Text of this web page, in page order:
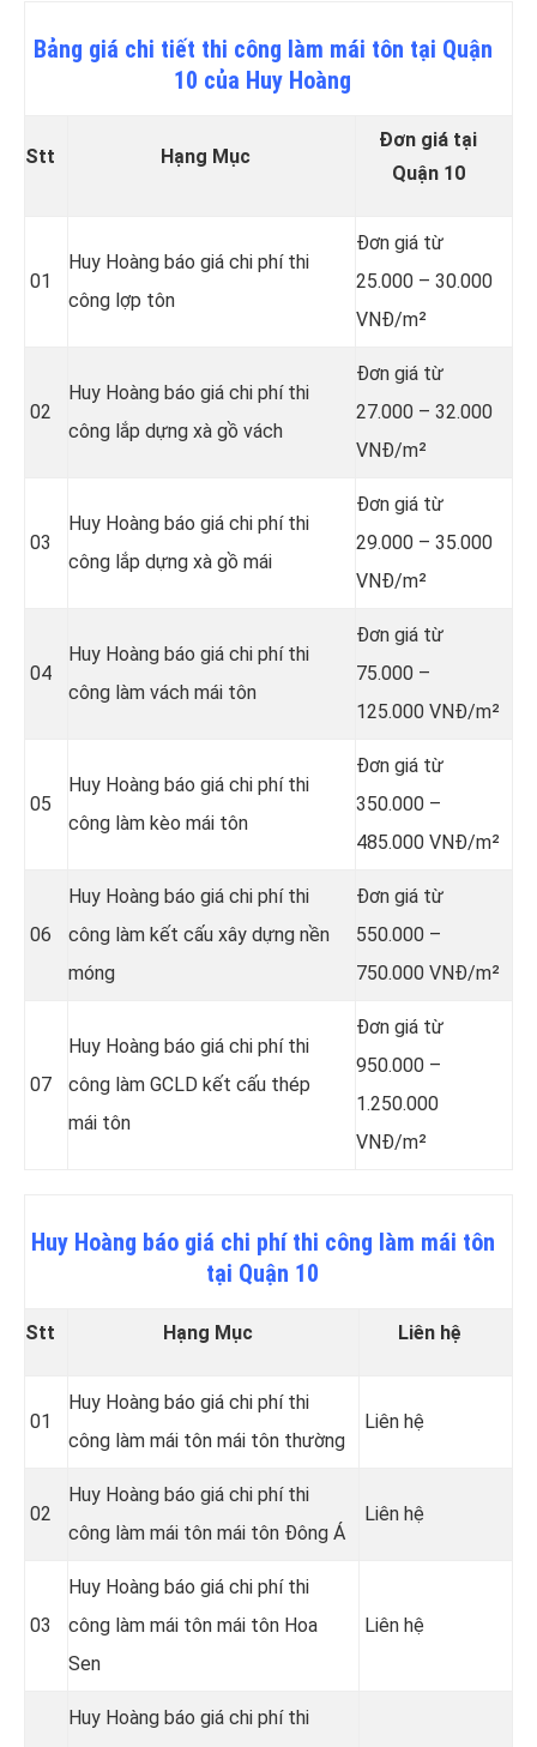
Bảng giá chi tiết thi công làm mái tôn tại Quận
10 của Huy Hoàng
Stt Hạng Mục
Đơn giá tại
Quận 10
01
Huy Hoàng báo giá chi phí thi
công lợp tôn
Đơn giá từ
25.000 – 30.000
VNĐ/m²
02
Huy Hoàng báo giá chi phí thi
công lắp dựng xà gồ vách
Đơn giá từ
27.000 – 32.000
VNĐ/m²
03
Huy Hoàng báo giá chi phí thi
công lắp dựng xà gồ mái
Đơn giá từ
29.000 – 35.000
VNĐ/m²
04
Huy Hoàng báo giá chi phí thi
công làm vách mái tôn
Đơn giá từ
75.000 –
125.000 VNĐ/m²
05
Huy Hoàng báo giá chi phí thi
công làm kèo mái tôn
Đơn giá từ
350.000 –
485.000 VNĐ/m²
06
Huy Hoàng báo giá chi phí thi
công làm kết cấu xây dựng nền
móng
Đơn giá từ
550.000 –
750.000 VNĐ/m²
07
Huy Hoàng báo giá chi phí thi
công làm GCLD kết cấu thép
mái tôn
Đơn giá từ
950.000 –
1.250.000
VNĐ/m²
Huy Hoàng báo giá chi phí thi công làm mái tôn
tại Quận 10
Stt Hạng Mục Liên hệ
01
Huy Hoàng báo giá chi phí thi
công làm mái tôn mái tôn thường
Liên hệ
02
Huy Hoàng báo giá chi phí thi
công làm mái tôn mái tôn Đông Á
Liên hệ
03
Huy Hoàng báo giá chi phí thi
công làm mái tôn mái tôn Hoa
Sen
Liên hệ
Huy Hoàng báo giá chi phí thi